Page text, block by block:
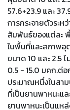
57.6+23.9 และ
การกระจายตัวระ
สัมพันธ์ของแต่ละ
ในพื้นที่และสภาพอุ
ขนาด 10 และ 2.5
0.5 - 15.0 มคก.ต่
ประมาณหนึ่งในสา
ที่เป็นยานพาหนะแ
ยานพาหนะเป็นแห